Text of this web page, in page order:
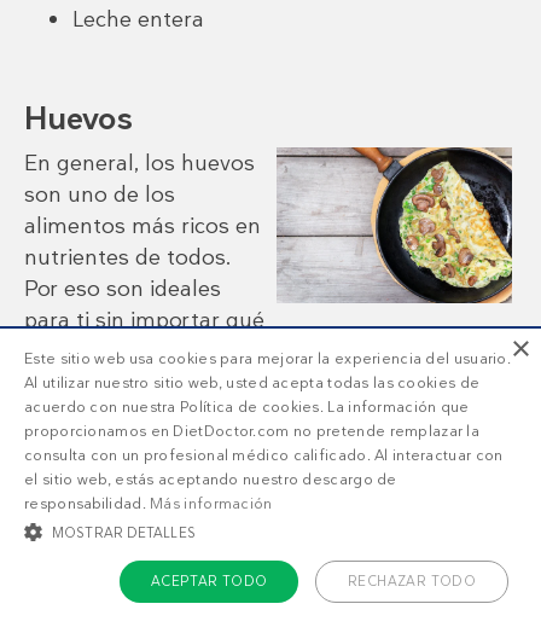
Leche entera
Huevos
En general, los huevos
son uno de los
alimentos más ricos en
nutrientes de todos.
Por eso son ideales
para ti sin importar qué
sigas.
Debido a su alto contenido en grasas, proteínas
y micronutrientes, son perfectos para ganar
peso. Una de las mejores cosas de los huevos
es que puedes prepararlos de muchas maneras
diferentes, y con cada una puedes disfrutarlos
como un alimento completamente nuevo. Así
que no dudes en incluir muchos de ellos en tu
×
Este sitio web usa cookies para mejorar la experiencia del usuario.
Al utilizar nuestro sitio web, usted acepta todas las cookies de
acuerdo con nuestra Política de cookies. La información que
proporcionamos en DietDoctor.com no pretende remplazar la
consulta con un profesional médico calificado. Al interactuar con
el sitio web, estás aceptando nuestro descargo de
responsabilidad. Más información
MOSTRAR DETALLES
ACEPTAR TODO RECHAZAR TODO